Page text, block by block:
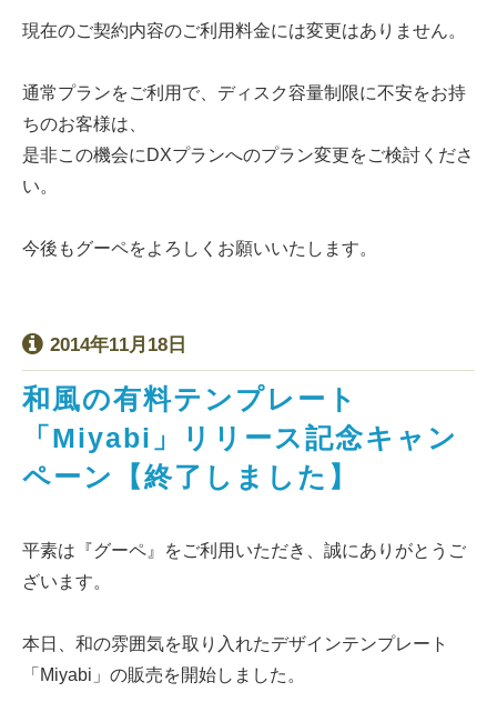
現在のご契約内容のご利用料金には変更はありません。
通常プランをご利用で、ディスク容量制限に不安をお持
ちのお客様は、
是非この機会にDXプランへのプラン変更をご検討くださ
い。
今後もグーペをよろしくお願いいたします。
2014年11月18日
和風の有料テンプレート
「Miyabi」リリース記念キャン
ペーン【終了しました】
平素は『グーペ』をご利用いただき、誠にありがとうご
ざいます。
本日、和の雰囲気を取り入れたデザインテンプレート
「Miyabi」の販売を開始しました。